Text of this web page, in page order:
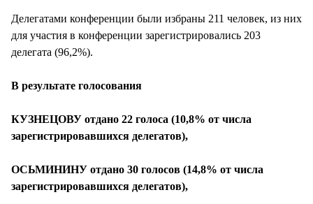
Делегатами конференции были избраны 211 человек, из них
для участия в конференции зарегистрировались 203
делегата (96,2%).
В результате голосования
КУЗНЕЦОВУ отдано 22 голоса (10,8% от числа
зарегистрировавшихся делегатов),
ОСЬМИНИНУ отдано 30 голосов (14,8% от числа
зарегистрировавшихся делегатов),